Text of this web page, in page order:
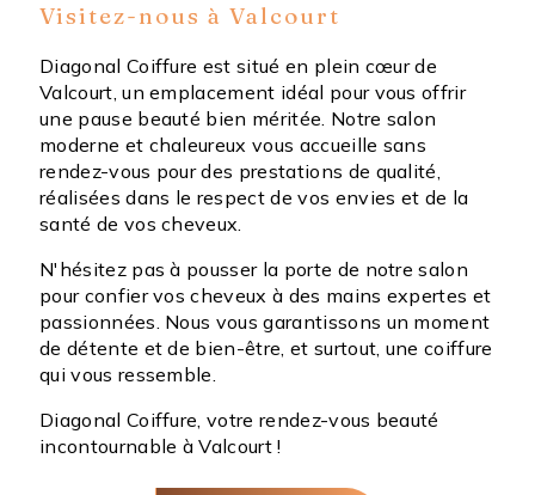
Visitez-nous à Valcourt
Diagonal Coiffure est situé en plein cœur de
Valcourt, un emplacement idéal pour vous offrir
une pause beauté bien méritée. Notre salon
moderne et chaleureux vous accueille sans
rendez-vous pour des prestations de qualité,
réalisées dans le respect de vos envies et de la
santé de vos cheveux.
N'hésitez pas à pousser la porte de notre salon
pour confier vos cheveux à des mains expertes et
passionnées. Nous vous garantissons un moment
de détente et de bien-être, et surtout, une coiffure
qui vous ressemble.
Diagonal Coiffure, votre rendez-vous beauté
incontournable à Valcourt !